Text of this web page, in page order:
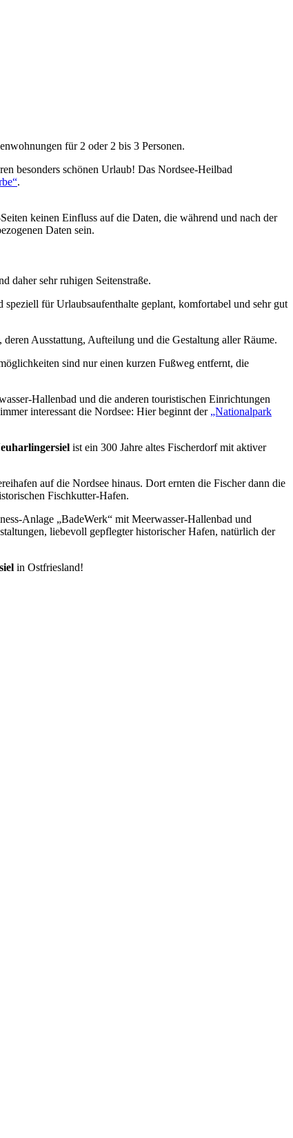
für 2 oder 2 bis 3 Personen.
besonders schönen Urlaub! Das Nordsee-Heilbad
.
keinen Einfluss auf die Daten, die während und nach der
Daten sein.
daher sehr ruhigen Seitenstraße.
für Urlaubsaufenthalte geplant, komfortabel und sehr gut
Ausstattung, Aufteilung und die Gestaltung aller Räume.
sind nur einen kurzen Fußweg entfernt, die
Hallenbad und die anderen touristischen Einrichtungen
interessant die Nordsee: Hier beginnt der „Nationalpark
ist ein 300 Jahre altes Fischerdorf mit aktiver
auf die Nordsee hinaus. Dort ernten die Fischer dann die
Fischkutter-Hafen.
Anlage „BadeWerk“ mit Meerwasser-Hallenbad und
liebevoll gepflegter historischer Hafen, natürlich der
in Ostfriesland!